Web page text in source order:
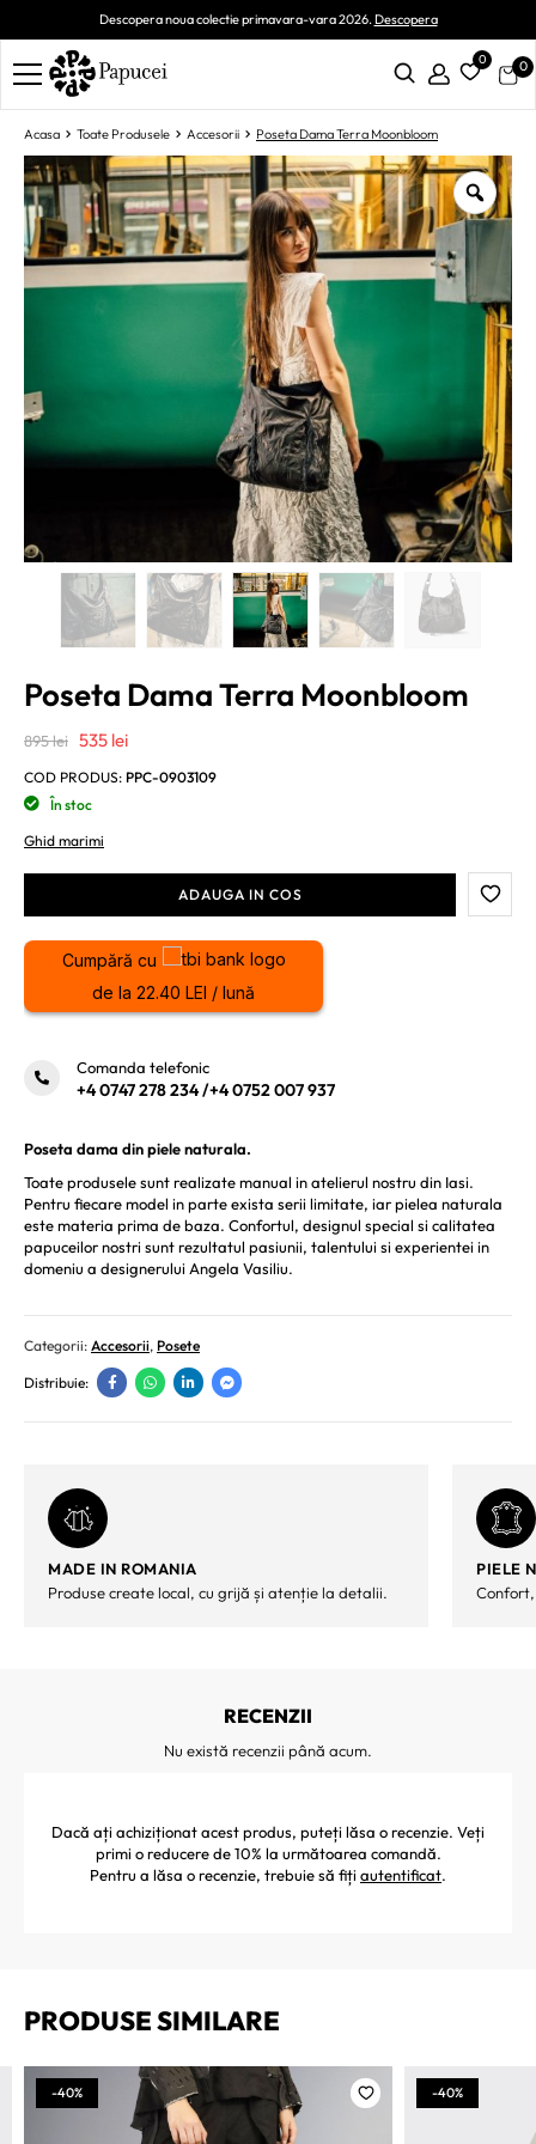
Descopera noua colectie primavara-vara 2026.Descopera
0 0
Acasa Toate Produsele Accesorii Poseta Dama Terra Moonbloom
Poseta Dama Terra Moonbloom
895lei Prețul
inițial
a
fost:
535 leiPrețul
curent
COD PRODUS: PPC-0903109
În stoc
Ghid marimi
ADAUGA IN COS
Cumpără cu
de la 22.40 LEI / lună
Comanda telefonic
+4 0747 278 234/+4 0752 007 937
Poseta dama din piele naturala.
Toate produsele sunt realizate manual in atelierul nostru din Iasi.
Pentru fiecare model in parte exista serii limitate, iar pielea naturala
este materia prima de baza. Confortul, designul special si calitatea
papuceilor nostri sunt rezultatul pasiunii, talentului si experientei in
domeniu a designerului Angela Vasiliu.
Categorii: Accesorii, Posete
Distribuie:
MADE IN ROMANIA
Produse create local, cu grijă și atenție la detalii.
PIELE
RECENZII
Nu există recenzii până acum.
Dacă ați achiziționat acest produs, puteți lăsa o recenzie. Veți
primi o reducere de 10% la următoarea comandă.
Pentru a lăsa o recenzie, trebuie să fiți autentificat.
PRODUSE SIMILARE
-40% -40%